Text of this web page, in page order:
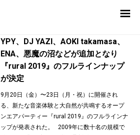
YPY、DJ YAZI、AOKI takamasa、
ENA、悪魔の沼などが追加となり
『rural 2019』のフルラインナップ
が決定
9月20日（金）〜23日（月・祝）に開催され
る、新たな音楽体験と大自然が共鳴するオープ
ンエアパーティー『rural 2019』のフルラインナ
ップが発表された。 2009年に数十名の規模で
News
Interview
Highlight
Report